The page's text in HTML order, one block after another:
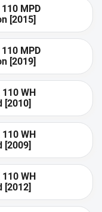
110 MPD
Vision [2015]
110 MPD
Vision [2019]
110 WH
Lead [2010]
110 WH
Lead [2009]
110 WH
Lead [2012]